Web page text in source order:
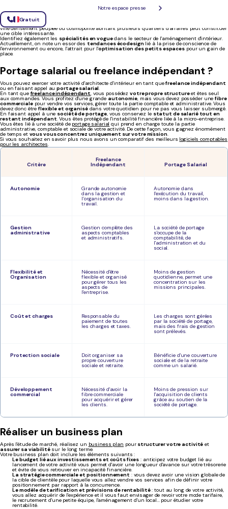
Notre espace presse
Gratuit
Avant de vous lancer en tant qu'architecte d'intérieur freelance, effectuez une
approfondie pour bien
Etudiez les différentes zones géographiques
ville densément peuplée ou cosmopolite abritant plusieurs quartiers d'affaires peut constituer
une cible intéressante.
Identifiez également les spécialités en voguedans le secteur de l'aménagement d'intérieur.
Actuellement, on note un essor des tendances écodesignlié à la prise de conscience de
l'environnement ou encore, l'attrait pour l'optimisation des petits espaces pour un gain de
place.
Portage salarial ou freelance indépendant ?
Vous pouvez exercer votre activité d'architecte d'intérieur en tant quefreelance indépendant
ou en faisant appel auportage salarial.
En tant que freelance indépendant, vous possédezvotre propre structureet êtes seul
aux commandes. Vous profitez d'une grande autonomie, mais vous devez posséder unefibre
commercialepour vendre vos services, gérer toute la partie comptable et administrative. Vous
devez donc êtreflexible et organisédans votre quotidien pour ne pas vous laisser submergé.
En faisant appel à une société de portage, vous conservez le statut de salarié tout en
restant indépendant. Vous êtes protégé de l'instabilité financière liée à la micro-entreprise.
Vous êtes lié à une société de portage salarial qui prend en charge toute la partie
administrative, comptable et sociale de votre activité. De cette façon, vous gagnez énormément
de temps et vous vous concentrez uniquement sur votre mission.
Si vous souhaitez en savoir plus nous avons un comparatif des meilleurs logiciels comptables
pour les architectes.
Critère
Freelance
Indépendant Portage Salarial
Autonomie Grande autonomie
dans la gestion et
l’organisation du
travail.
Autonomie dans
l'exécution du travail,
moins dans la gestion.
Gestion
administrative
Gestion complète des
aspects comptables
et administratifs.
La société de portage
s'occupe de la
comptabilité, de
l'administration et du
social.
Flexibilité et
Organisation
Nécessité d'être
flexible et organisé
pour gérer tous les
aspects de
l'entreprise.
Moins de gestion
quotidienne, permet une
concentration sur les
missions principales.
Coût et charges Responsable du
paiement de toutes
les charges et taxes.
Les charges sont gérées
par la société de portage,
mais des frais de gestion
sont prélevés.
Protection sociale Doit organiser sa
propre couverture
sociale et retraite.
Bénéficie d'une couverture
sociale et de la retraite
comme un salarié.
Développement
commercial
Nécessité d'avoir la
fibre commerciale
pour acquérir et gérer
les clients.
Moins de pression sur
l'acquisition de clients
grâce au soutien de la
société de portage.
Réaliser un business plan
Après l'étude de marché, réalisez un business plan pour structurer votre activité et
assurer sa viabilitésur le long terme.
Votre business plan doit inclure les éléments suivants :
Le budget lié aux investissements et coûts fixes : anticipez votre budget lié au
lancement de votre activité vous permet d'avoir une longueur d'avance sur votre trésorerie
et évite de vous retrouver en incapacité financière.
La stratégie commerciale et positionnement : vous devez avoir une vision globale de
la cible de clientèle pour laquelle vous allez vendre vos services afin de définir votre
positionnement par rapport à la concurrence.
Le modèle de tarification et prévisions de rentabilité: tout au long de votre activité,
vous allez acquérir de l'expérience et il vous faut envisager de revoir votre mode tarifaire,
le recrutement d'une petite équipe, l'aménagement d'un local... pour étudier votre
rentabilité.